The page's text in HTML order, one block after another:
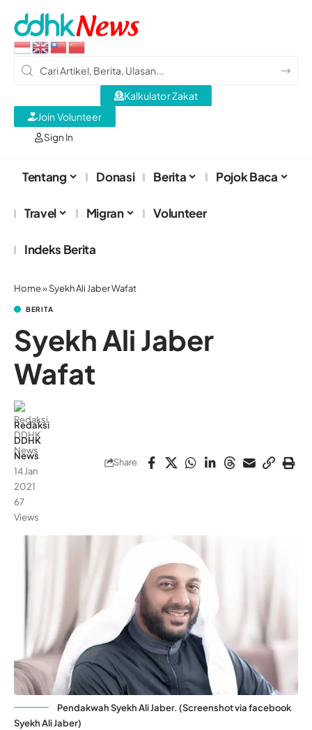
Sign In
Kalkulator Zakat
Join Volunteer
Tentang Donasi Berita Pojok Baca
Travel Migran Volunteer
Indeks Berita
Home»Syekh Ali Jaber Wafat
BERITA
Syekh Ali Jaber
Wafat
Redaksi
DDHK
News
14 Jan
2021
67
Views
Share
Pendakwah Syekh Ali Jaber. (Screenshot via facebook
Syekh Ali Jaber)